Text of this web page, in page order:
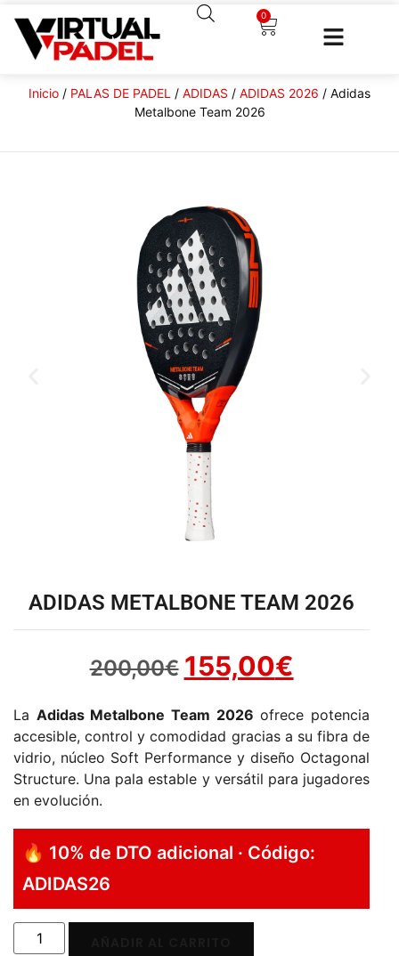
0
Inicio / PALAS DE PADEL / ADIDAS / ADIDAS 2026 / Adidas
Metalbone Team 2026
ADIDAS METALBONE TEAM 2026
200,00€ 155,00€
La Adidas Metalbone Team 2026 ofrece potencia
accesible, control y comodidad gracias a su fibra de
vidrio, núcleo Soft Performance y diseño Octagonal
Structure. Una pala estable y versátil para jugadores
en evolución.
🔥 10% de DTO adicional · Código:
ADIDAS26